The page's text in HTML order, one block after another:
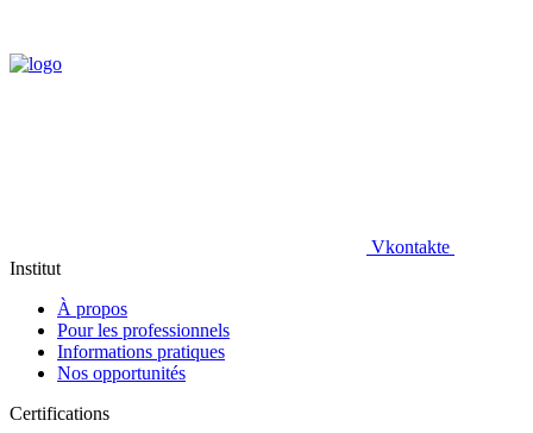
Vkontakte
Institut
À propos
Pour les professionnels
Informations pratiques
Nos opportunités
Certifications